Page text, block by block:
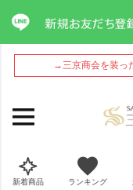
→三京商会を装っ
新着商品 ランキング